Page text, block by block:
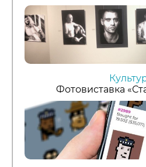
Фотовиставка